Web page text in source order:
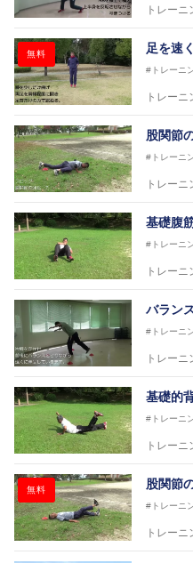
～豊かな環境が
トレー
無料 足を速
#トレーニ
トレー
股関節
#トレーニ
トレー
基礎腹
#トレーニ
トレー
バラン
#トレーニ
トレー
基礎的
#トレーニ
トレー
無料 股関節
#トレーニ
トレー